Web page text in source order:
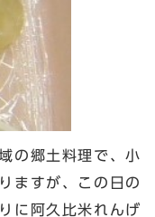
の郷土料理で、小
ますが、この日の
に阿久比米れんげ